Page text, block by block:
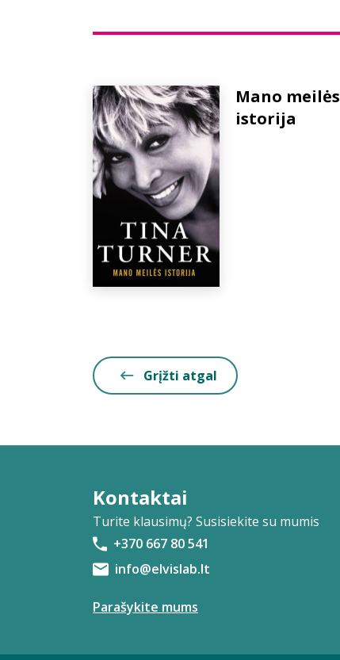
Mano meilės
istorija
Grįžti atgal
Kontaktai
Turite klausimų? Susisiekite su mumis
+370 667 80 541
info@elvislab.lt
Parašykite mums